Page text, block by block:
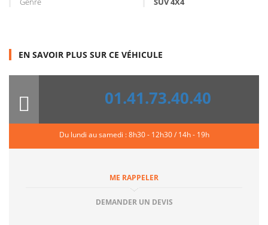
EN SAVOIR PLUS SUR CE VÉHICULE
01.41.73.40.40
Du lundi au samedi : 8h30 - 12h30 / 14h - 19h
ME RAPPELER
DEMANDER UN DEVIS